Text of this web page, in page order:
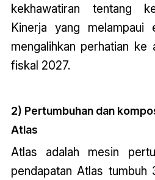
kekhawatiran tentang
Kinerja yang melampaui
mengalihkan perhatian ke
fiskal 2027.
2) Pertumbuhan dan
Atlas
Atlas adalah mesin
pendapatan Atlas